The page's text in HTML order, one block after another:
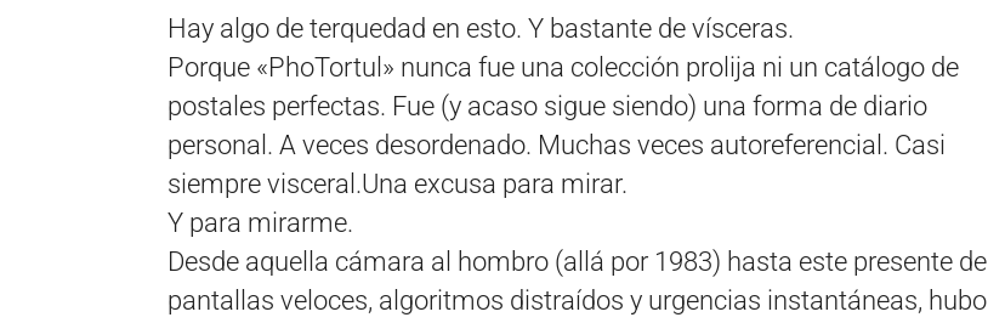
Hay algo de terquedad en esto. Y bastante de vísceras.
Porque «PhoTortul» nunca fue una colección prolija ni un catálogo de
postales perfectas. Fue (y acaso sigue siendo) una forma de diario
personal. A veces desordenado. Muchas veces autoreferencial. Casi
siempre visceral.Una excusa para mirar.
Y para mirarme.
Desde aquella cámara al hombro (allá por 1983) hasta este presente de
pantallas veloces, algoritmos distraídos y urgencias instantáneas, hubo